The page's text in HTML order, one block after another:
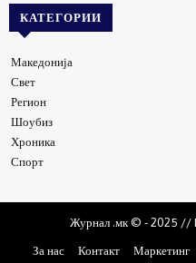
КАТЕГОРИИ
Македонија
Свет
Регион
Шоубиз
Хроника
Спорт
Журнал .мк © - 2025 //
За нас
Контакт Маркетинг